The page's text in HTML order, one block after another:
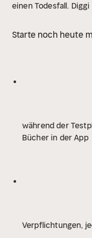
einen Todesfall.
dem Nutzer.
Starte noch heute
während der
Bücher in der App
Verpflichtungen,